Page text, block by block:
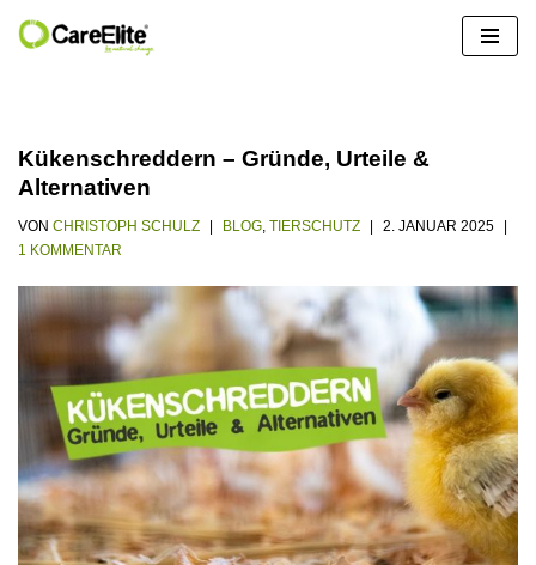
Kükenschreddern – Gründe, Urteile &
Alternativen
VON CHRISTOPH SCHULZ BLOG TIERSCHUTZ
2. JANUAR 2025
1 KOMMENTAR